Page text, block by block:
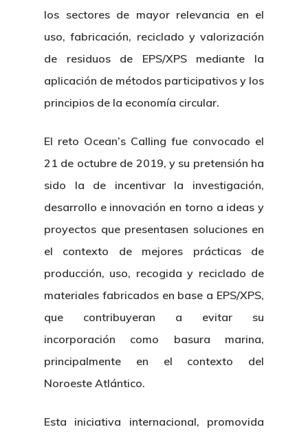
los sectores de mayor relevancia en el
uso, fabricación, reciclado y valorización
de residuos de EPS/XPS mediante la
aplicación de métodos participativos y los
principios de la economía circular.
El reto Ocean’s Calling fue convocado el
21 de octubre de 2019, y su pretensión ha
sido la de incentivar la investigación,
desarrollo e innovación en torno a ideas y
proyectos que presentasen soluciones en
el contexto de mejores prácticas de
producción, uso, recogida y reciclado de
materiales fabricados en base a EPS/XPS,
que contribuyeran a evitar su
incorporación como basura marina,
principalmente en el contexto del
Noroeste Atlántico.
Esta iniciativa internacional, promovida